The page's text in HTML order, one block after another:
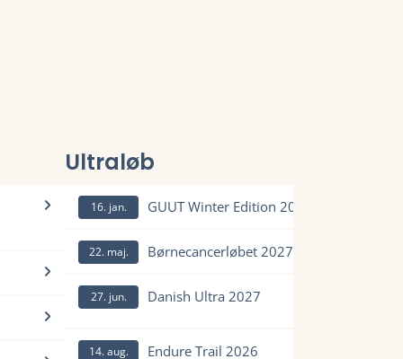
se tilmelding, deltagerliste, resultater, tidligere vindere, rute
deltagerliste, resultater, tidligere vindere, rute og
resultater, tidligere vindere, rute og meget mere.
Ultraløb
16. jan. GUUT Winter Edition 2027
Læs mere om GUUT Winter Edition 2027 og se
22. maj. Børnecancerløbet 2027
Læs mere om Børnecancerløbet 2027 og se
27. jun. Danish Ultra 2027
Læs mere om Danish Ultra 2027 og se tilmelding,
14. aug. Endure Trail 2026